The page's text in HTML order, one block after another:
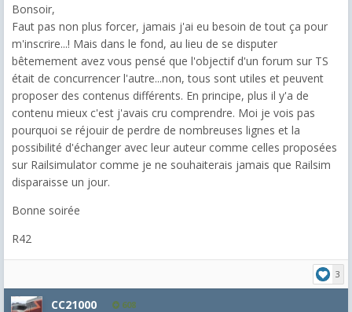
Bonsoir,
Faut pas non plus forcer, jamais j'ai eu besoin de tout ça pour
m'inscrire...! Mais dans le fond, au lieu de se disputer
bêtemement avez vous pensé que l'objectif d'un forum sur TS
était de concurrencer l'autre...non, tous sont utiles et peuvent
proposer des contenus différents. En principe, plus il y'a de
contenu mieux c'est j'avais cru comprendre. Moi je vois pas
pourquoi se réjouir de perdre de nombreuses lignes et la
possibilité d'échanger avec leur auteur comme celles proposées
sur Railsimulator comme je ne souhaiterais jamais que Railsim
disparaisse un jour.
Bonne soirée
R42
3
CC21000 608